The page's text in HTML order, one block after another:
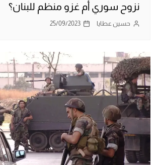
نزوح سوري أم غزو منظم للبنان؟
حسين عطايا 25/09/2023